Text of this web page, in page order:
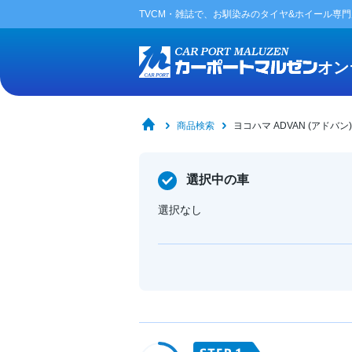
TVCM・雑誌で、お馴染みのタイヤ&ホイール専
オ
商品検索 ヨコハマ ADVAN (アドバ
選択中の車
選択なし